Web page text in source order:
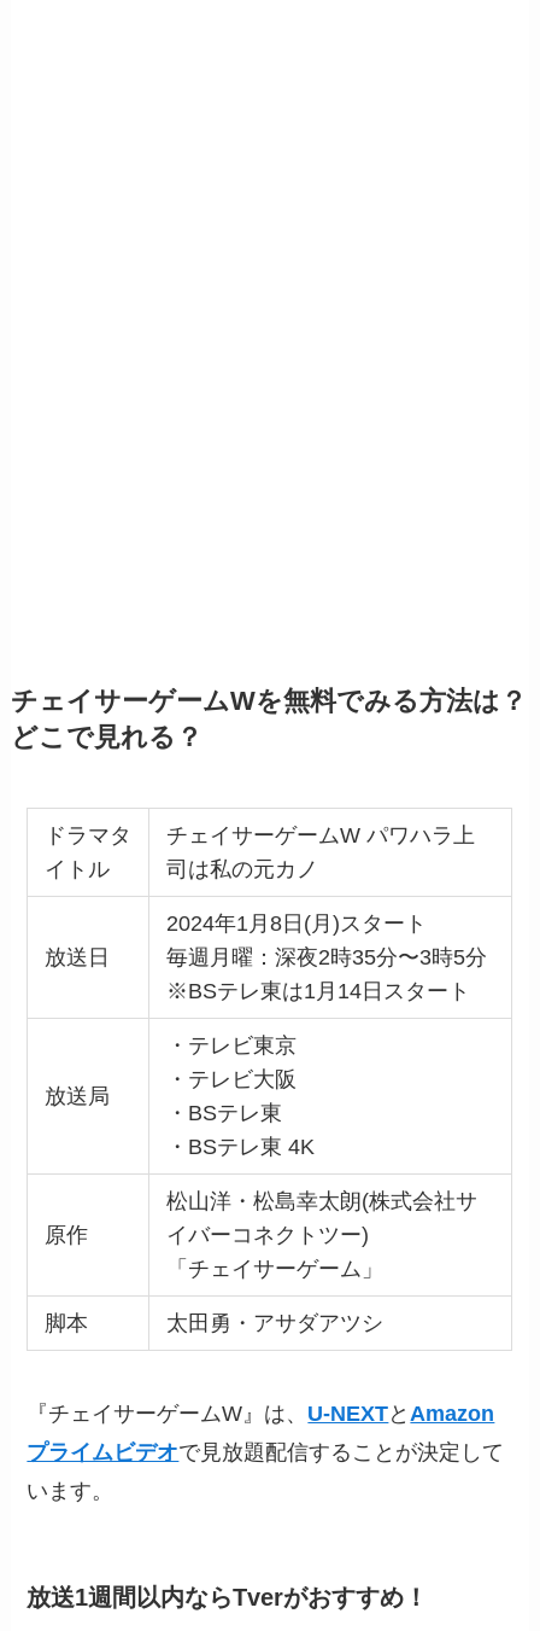
チェイサーゲームWを無料でみる方法は？
どこで見れる？
ドラマタ
イトル
チェイサーゲームW パワハラ上
司は私の元カノ
放送日
2024年1月8日(月)スタート
毎週月曜：深夜2時35分〜3時5分
※BSテレ東は1月14日スタート
放送局
・テレビ東京
・テレビ大阪
・BSテレ東
・BSテレ東 4K
原作
松山洋・松島幸太朗(株式会社サ
イバーコネクトツー)
「チェイサーゲーム」
脚本 太田勇・アサダアツシ
『チェイサーゲームW』は、 U-NEXTと Amazon
プライムビデオで見放題配信することが決定して
います。
放送1週間以内ならTverがおすすめ！